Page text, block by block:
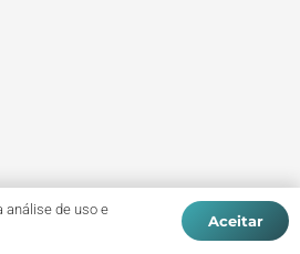
análise de uso e
Aceitar